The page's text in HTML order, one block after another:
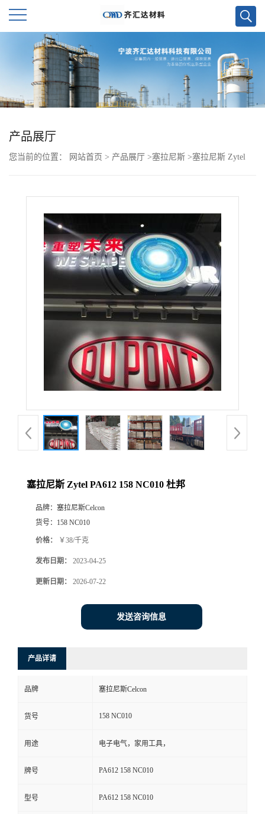
首
页
公
品
厅
系
产品展厅
您当前的位置： 网站首页 > 产品展厅 >塞拉尼斯 >塞拉尼斯 Zytel
塞拉尼斯 Zytel PA612 158 NC010 杜邦
品牌： 塞拉尼斯Celcon
货号： 158 NC010
价格： ￥38/千克
发布日期： 2023-04-25
更新日期： 2026-07-22
发送咨询信息
产品详请
品牌 塞拉尼斯Celcon
货号 158 NC010
用途 电子电气，家用工具，
牌号 PA612 158 NC010
型号 PA612 158 NC010